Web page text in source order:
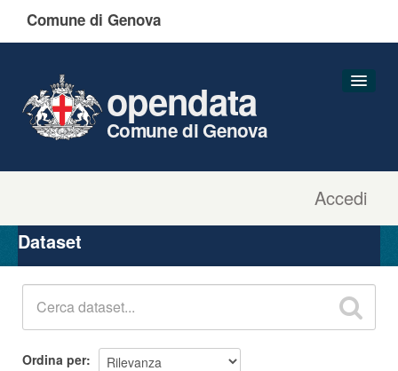
Comune di Genova
Accedi
opendata
Comune di Genova
Organizzazioni
Gruppi
Dataset
Ordina per